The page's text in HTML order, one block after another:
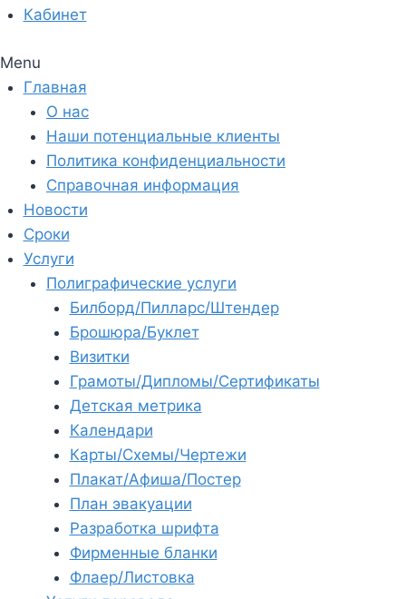
Кабинет
Menu
Главная
О нас
Наши потенциальные клиенты
Политика конфиденциальности
Справочная информация
Новости
Сроки
Услуги
Полиграфические услуги
Билборд/Пилларс/Штендер
Брошюра/Буклет
Визитки
Грамоты/Дипломы/Сертификаты
Детская метрика
Календари
Карты/Схемы/Чертежи
Плакат/Афиша/Постер
План эвакуации
Разработка шрифта
Фирменные бланки
Флаер/Листовка